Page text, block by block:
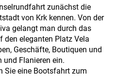
zunächst die
von Krk kennen. Von der
gelangt man durch das
eleganten Platz Vela
Geschäfte, Boutiquen und
und Flanieren ein.
Sie eine Bootsfahrt zum